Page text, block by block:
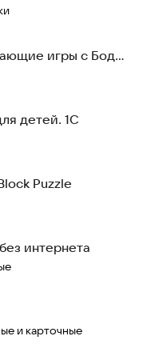
игры с Бодо
детей. 1С
Puzzle
интернета
и карточные